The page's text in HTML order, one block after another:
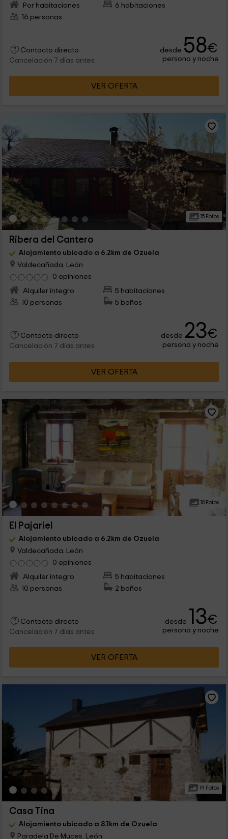
Por habitaciones
6 habitaciones
16 personas
Contacto directo
Cancelación 7 días antes
desde 58€
persona y noche
VER OFERTA
15 Fotos
Ribera del Cantero
Alojamiento ubicado a 6.2km de Ozuela
Valdecañada, León
0 opiniones
Alquiler íntegro
5 habitaciones
10 personas
5 baños
Contacto directo
Cancelación 7 días antes
desde 23€
persona y noche
VER OFERTA
18 Fotos
El Pajariel
Alojamiento ubicado a 6.2km de Ozuela
Valdecañada, León
0 opiniones
Alquiler íntegro
5 habitaciones
10 personas
2 baños
Contacto directo
Cancelación 7 días antes
desde 13€
persona y noche
VER OFERTA
19 Fotos
Casa Tina
Alojamiento ubicado a 8.1km de Ozuela
Paradela De Muces, León